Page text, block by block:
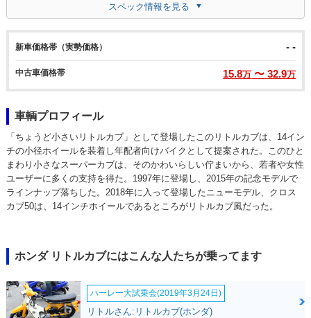
スペック情報を見る
新車価格帯（実勢価格） - -
中古車価格帯 15.8万 〜 32.9万
車輌プロフィール
「ちょうど小さいリトルカブ」として登場したこのリトルカブは、14イン
チの小径ホイールを装着し年配者向けバイクとして提案された。このひと
まわり小さなスーパーカブは、そのかわいらしい佇まいから、若者や女性
ユーザーに多くの支持を得た。1997年に登場し、2015年の記念モデルで
ラインナップ落ちした。2018年に入って登場したニューモデル、クロス
カブ50は、14インチホイールであるところがリトルカブ風だった。
ホンダ リトルカブにはこんな人たちが乗ってます
ハーレー大試乗会(2019年3月24日)
リトルさん:リトルカブ(ホンダ)